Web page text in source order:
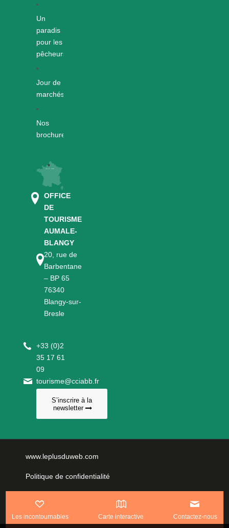
Les incontournables Carte interactive Contactez-nous
Un
paradis
pour les
pêcheurs
Jour de
marchés
Nos
brochures
OFFICE
DE
TOURISME
AUMALE-
BLANGY
20, rue de
Barbentane
– BP 65
76340
Blangy-sur-
Bresle
+33 (0)2
35 17 61
09
tourisme@cciabb.fr
S’inscrire à la
newsletter
www.leplusduweb.com
Politique de confidentialité
Mentions légales